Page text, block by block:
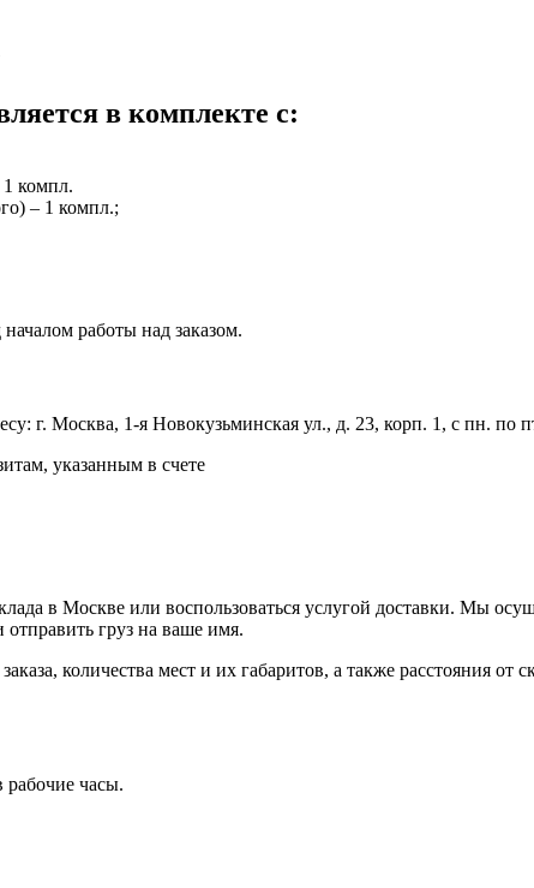
в комплекте с:
компл.
– 1 компл.;
работы над заказом.
г. Москва, 1-я Новокузьминская ул., д. 23, корп. 1, с пн. по
указанным в счете
в Москве или воспользоваться услугой доставки. Мы
груз на ваше имя.
количества мест и их габаритов, а также расстояния
рабочие часы.